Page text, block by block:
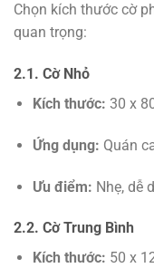
Chọn kích thước cờ
quan trọng:
2.1. Cờ Nhỏ
Kích thước: 30 x
Ứng dụng: Quán
Ưu điểm: Nhẹ, dễ
2.2. Cờ Trung Bình
Kích thước: 50 x